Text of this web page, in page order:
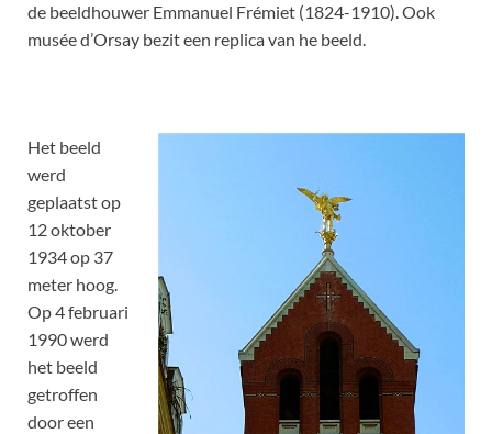
de beeldhouwer Emmanuel Frémiet (1824-1910). Ook
musée d’Orsay bezit een replica van he beeld.
Het beeld
werd
geplaatst op
12 oktober
1934 op 37
meter hoog.
Op 4 februari
1990 werd
het beeld
getroffen
door een